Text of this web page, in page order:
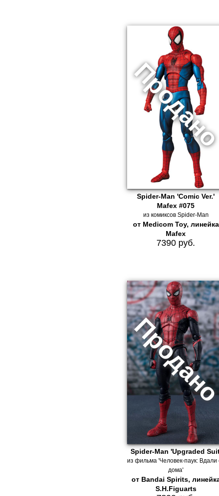
Spider-Man 'Comic Ver.'
Mafex #075
из комиксов Spider-Man
от Medicom Toy, линейка
Mafex
7390 руб.
Spider-Man 'Upgraded
из фильма 'Человек-паук: Вдали
дома'
от Bandai Spirits,
S.H.Figuarts